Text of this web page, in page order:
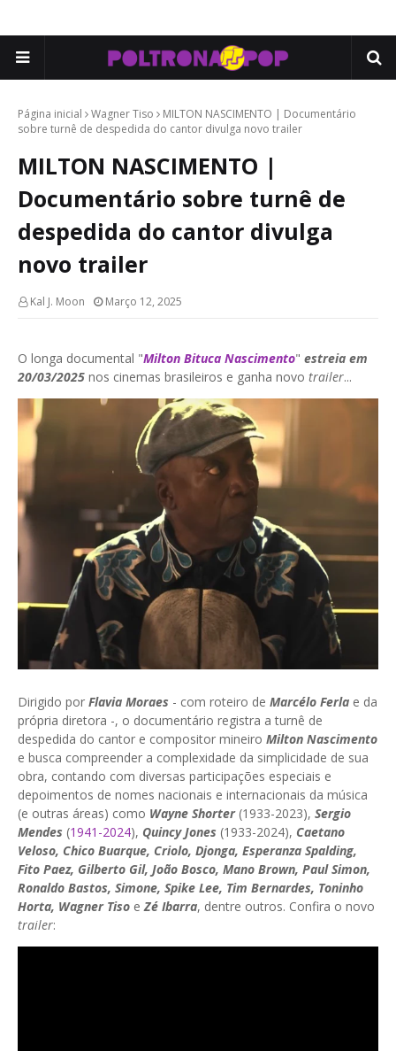
Página inicial Wagner Tiso
MILTON NASCIMENTO | Documentário
sobre turnê de despedida do cantor divulga novo trailer
MILTON NASCIMENTO |
Documentário sobre turnê de
despedida do cantor divulga
novo trailer
Kal J. Moon Março 12, 2025
O longa documental "Milton Bituca Nascimento" estreia em
20/03/2025 nos cinemas brasileiros e ganha novo trailer...
Dirigido por Flavia Moraes - com roteiro de Marcélo Ferla e da
própria diretora -, o documentário registra a turnê de
despedida do cantor e compositor mineiro Milton Nascimento
e busca compreender a complexidade da simplicidade de sua
obra, contando com diversas participações especiais e
depoimentos de nomes nacionais e internacionais da música
(e outras áreas) como Wayne Shorter(1933-2023), Sergio
Mendes (1941-2024), Quincy Jones (1933-2024), Caetano
Veloso, Chico Buarque, Criolo, Djonga, Esperanza Spalding,
Fito Paez, Gilberto Gil, João Bosco, Mano Brown, Paul Simon,
Ronaldo Bastos, Simone, Spike Lee, Tim Bernardes, Toninho
Horta, Wagner Tiso eZé Ibarra, dentre outros. Confira o novo
trailer: